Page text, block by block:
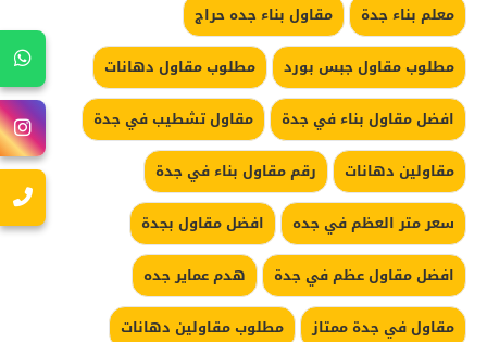
معلم بناء جدة
مقاول بناء جده حراج
مطلوب مقاول جبس بورد
مطلوب مقاول دهانات
افضل مقاول بناء في جدة
مقاول تشطيب في جدة
مقاولين دهانات
رقم مقاول بناء في جدة
سعر متر العظم في جده
افضل مقاول بجدة
افضل مقاول عظم في جدة
هدم عماير جده
مقاول في جدة ممتاز
مطلوب مقاولين دهانات